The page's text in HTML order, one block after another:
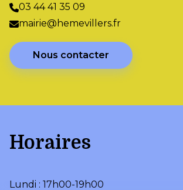
03 44 41 35 09
mairie@hemevillers.fr
Nous contacter
Horaires
Lundi : 17h00-19h00